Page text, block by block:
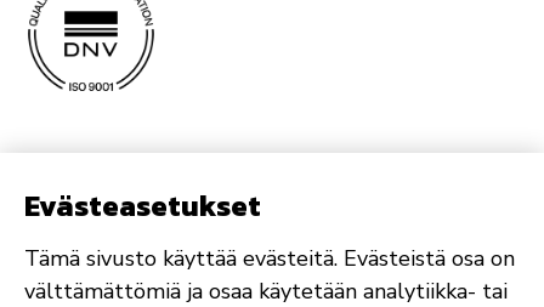
Evästeasetukset
Tämä sivusto käyttää evästeitä. Evästeistä osa on
välttämättömiä ja osaa käytetään analytiikka- tai